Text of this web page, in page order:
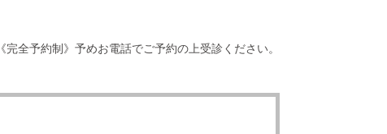
《完全予約制》予めお電話でご予約の上受診ください。